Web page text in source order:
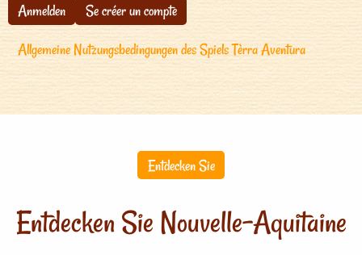
Anmelden
Se créer un compte
Allgemeine Nutzungsbedingungen des Spiels Tèrra Aventura
Entdecken Sie
Entdecken Sie Nouvelle-Aquitaine